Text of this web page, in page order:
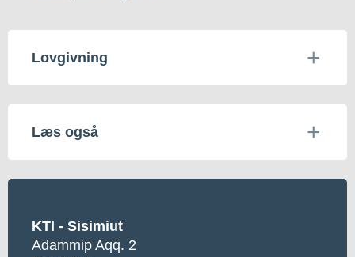
Lovgivning
Læs også
KTI - Sisimiut
Adammip Aqq. 2